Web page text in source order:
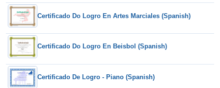
Certificado Do Logro En Artes Marciales (Spanish)
Certificado Do Logro En Beisbol (Spanish)
Certificado De Logro - Piano (Spanish)